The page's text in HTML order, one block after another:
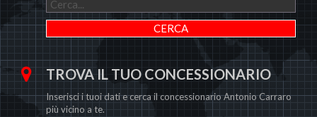
TROVA IL TUO CONCESSIONARIO
Inserisci i tuoi dati e cerca il concessionario Antonio Carraro
più vicino a te.